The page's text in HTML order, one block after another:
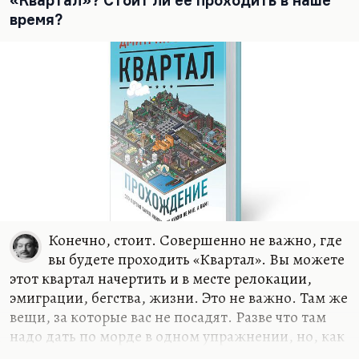
на даче своей. Или в «Березках», любимом
пансионате. И у меня ровно такой же пейзаж
здесь, ровно с теми же грибами. Но проблема в
том, что до Чепелева час ехать, а иногда и два, в
время?
Конечно, стоит. Совершенно не важно, где
вы будете проходить «Квартал». Вы можете
этот квартал начертить и в месте релокации,
эмиграции, бегства, жизни. Это не важно. Там же
вещи, за которые вас не посадят. Разве что там
надо дать по морде в одном упражнении, но, как